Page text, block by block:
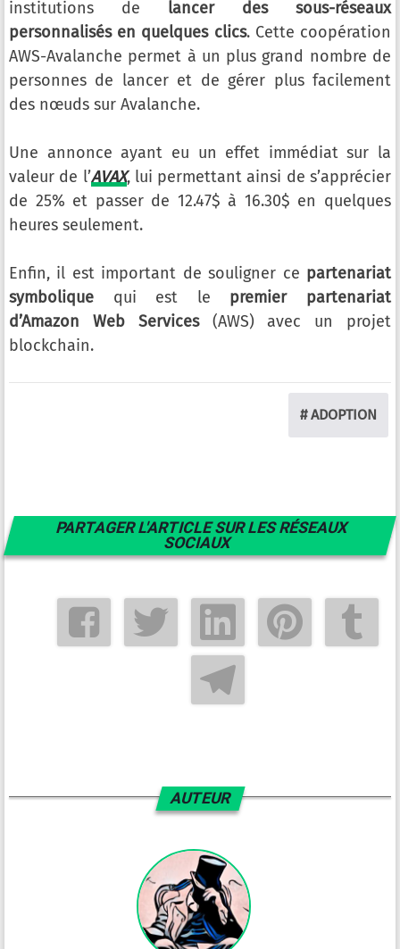
institutions de lancer des sous-réseaux
personnalisés en quelques clics. Cette coopération
AWS-Avalanche permet à un plus grand nombre de
personnes de lancer et de gérer plus facilement
des nœuds sur Avalanche.
Une annonce ayant eu un effet immédiat sur la
valeur de l’AVAX, lui permettant ainsi de s’apprécier
de 25% et passer de 12.47$ à 16.30$ en quelques
heures seulement.
Enfin, il est important de souligner ce partenariat
symbolique qui est le premier partenariat
d’Amazon Web Services(AWS) avec un projet
blockchain.
# ADOPTION
PARTAGER L'ARTICLE SUR LES RÉSEAUX
SOCIAUX
AUTEUR